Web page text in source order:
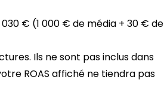
€ (1 000 € de média + 30 € de
Ils ne sont pas inclus dans
ROAS affiché ne tiendra pas